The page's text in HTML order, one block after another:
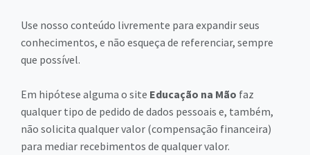
Use nosso conteúdo livremente para expandir seus
conhecimentos, e não esqueça de referenciar, sempre
que possível.
Em hipótese alguma o site Educação na Mão faz
qualquer tipo de pedido de dados pessoais e, também,
não solicita qualquer valor (compensação financeira)
para mediar recebimentos de qualquer valor.